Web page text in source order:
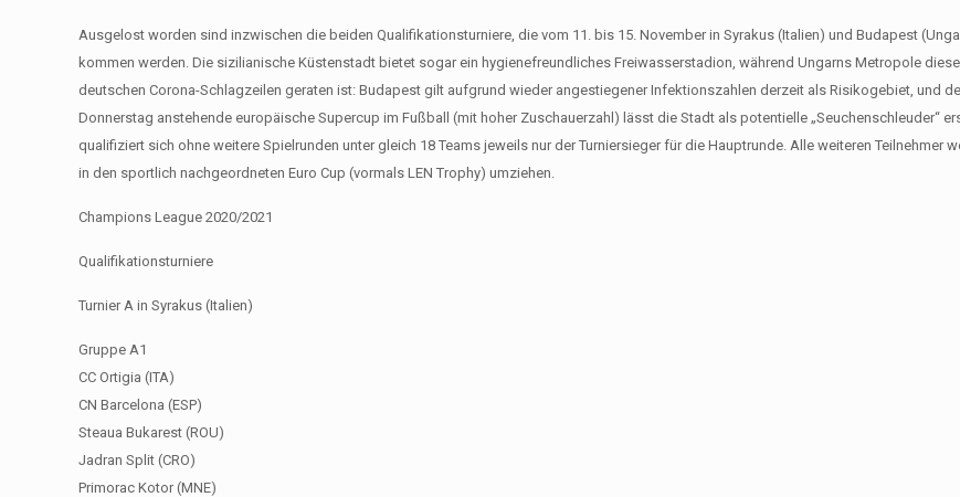
Ausgelost worden sind inzwischen die beiden Qualifikationsturniere, die vom 11. bis 15. November in Syrakus (Italien) und Budapest
kommen werden. Die sizilianische Küstenstadt bietet sogar ein hygienefreundliches Freiwasserstadion, während Ungarns Metropole
deutschen Corona-Schlagzeilen geraten ist: Budapest gilt aufgrund wieder angestiegener Infektionszahlen derzeit als Risikogebiet, und
Donnerstag anstehende europäische Supercup im Fußball (mit hoher Zuschauerzahl) lässt die Stadt als potentielle „Seuchenschleuder“
qualifiziert sich ohne weitere Spielrunden unter gleich 18 Teams jeweils nur der Turniersieger für die Hauptrunde. Alle weiteren Teilnehmer
in den sportlich nachgeordneten Euro Cup (vormals LEN Trophy) umziehen.
Champions League 2020/2021
Qualifikationsturniere
Turnier A in Syrakus (Italien)
Gruppe A1
CC Ortigia (ITA)
CN Barcelona (ESP)
Steaua Bukarest (ROU)
Jadran Split (CRO)
Primorac Kotor (MNE)